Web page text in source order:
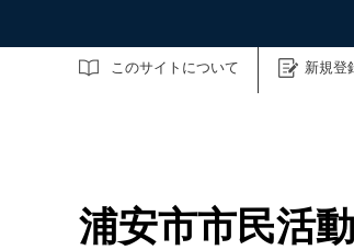
このサイトについて 新規登
サイト内検索
浦安市市民活